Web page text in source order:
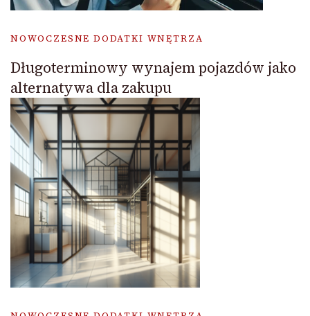
NOWOCZESNE DODATKI WNĘTRZA
Długoterminowy wynajem pojazdów jako
alternatywa dla zakupu